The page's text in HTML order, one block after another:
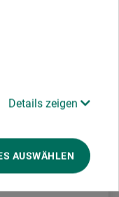
Details zeigen
AUSWÄHLEN